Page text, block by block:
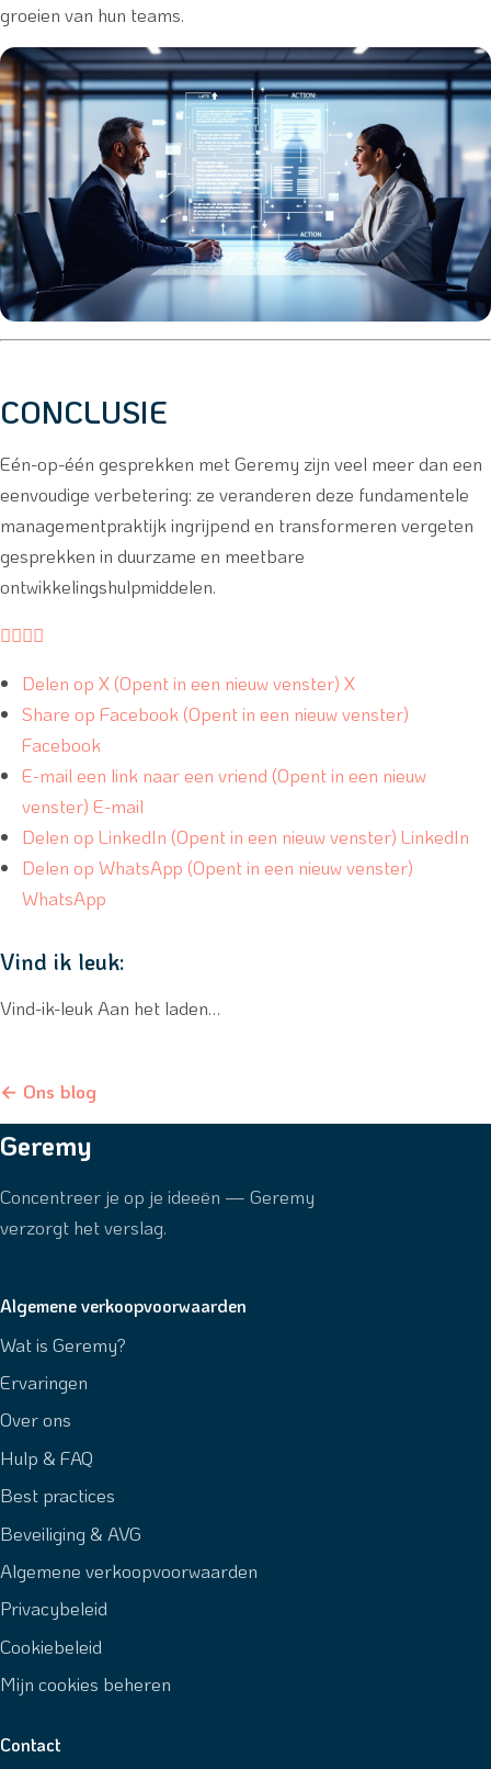
groeien van hun teams.
CONCLUSIE
Eén-op-één gesprekken met Geremy zijn veel meer dan een
eenvoudige verbetering: ze veranderen deze fundamentele
managementpraktijk ingrijpend en transformeren vergeten
gesprekken in duurzame en meetbare
ontwikkelingshulpmiddelen.

Delen op X (Opent in een nieuw venster) X
Share op Facebook (Opent in een nieuw venster)
Facebook
E-mail een link naar een vriend (Opent in een nieuw
venster) E-mail
Delen op LinkedIn (Opent in een nieuw venster) LinkedIn
Delen op WhatsApp (Opent in een nieuw venster)
WhatsApp
Vind ik leuk:
Vind-ik-leuk Aan het laden…
← Ons blog
Geremy
Concentreer je op je ideeën — Geremy
verzorgt het verslag.
Algemene verkoopvoorwaarden
Wat is Geremy?
Ervaringen
Over ons
Hulp & FAQ
Best practices
Beveiliging & AVG
Algemene verkoopvoorwaarden
Privacybeleid
Cookiebeleid
Mijn cookies beheren
Contact